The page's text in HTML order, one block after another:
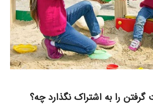
گرفتن را به اشتراک نگذارد چه؟